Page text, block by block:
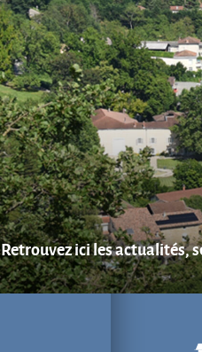
Retrouvez ici les actualités,